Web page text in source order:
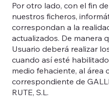
Por otro lado, con el fin
nuestros ficheros,
correspondan a la
actualizados. De manera
Usuario deberá realizar
cuando así esté
medio fehaciente, al área
correspondiente de
RUTE, S.L.